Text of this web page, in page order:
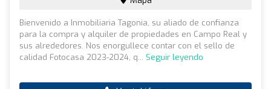
Bienvenido a Inmobiliaria Tagonia, su aliado de confianza
para la compra y alquiler de propiedades en Campo Real y
sus alrededores. Nos enorgullece contar con el sello de
calidad Fotocasa 2023-2024, q... Seguir leyendo